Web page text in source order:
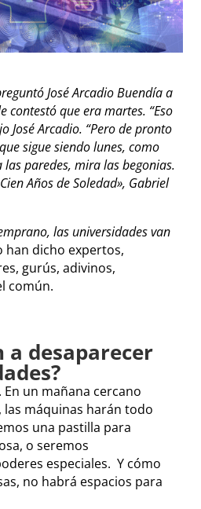
José Arcadio Buendía a
contestó que era martes. “Eso
José Arcadio. “Pero de pronto
sigue siendo lunes, como
paredes, mira las begonias.
Años de Soledad», Gabriel
las universidades van
han dicho expertos,
gurús, adivinos,
común.
a desaparecer
un mañana cercano
las máquinas harán todo
una pastilla para
o seremos
especiales. Y cómo
no habrá espacios para